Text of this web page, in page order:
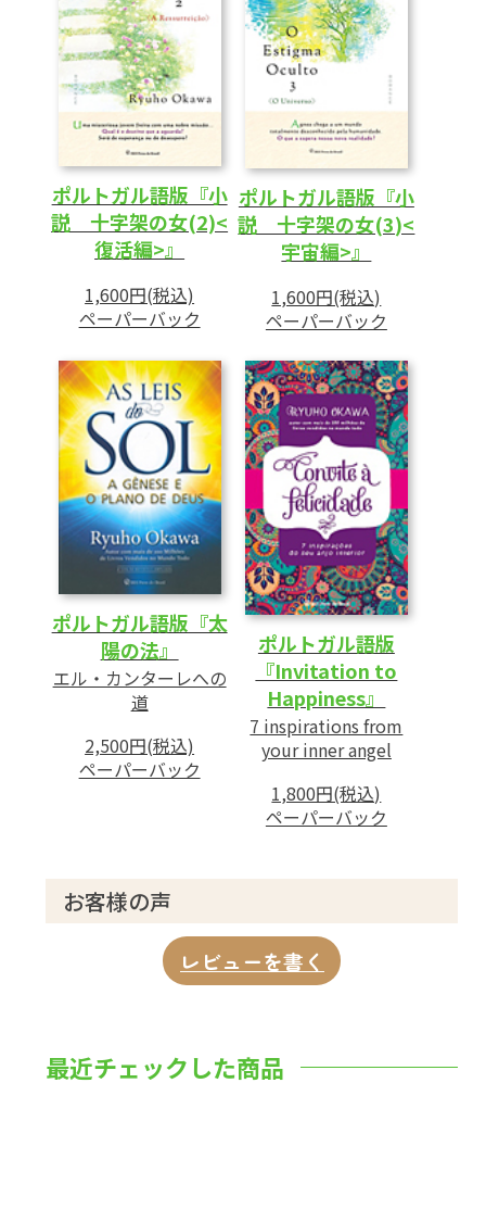
ポルトガル語版『小
説 十字架の女(2)<
復活編>』
1,600円(税込)
ペーパーバック
ポルトガル語版『小
説 十字架の女(3)<
宇宙編>』
1,600円(税込)
ペーパーバック
ポルトガル語版『太
陽の法』
エル・カンターレへの
道
2,500円(税込)
ペーパーバック
ポルトガル語版
『Invitation to
Happiness』
7 inspirations from
your inner angel
1,800円(税込)
ペーパーバック
お客様の声
レビューを書く
最近チェックした商品